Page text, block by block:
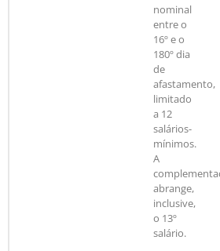
nominal
entre o
16º e o
180º dia
de
afastamento,
limitado
a 12
salários-
mínimos.
A
abrange,
inclusive,
o 13º
salário.